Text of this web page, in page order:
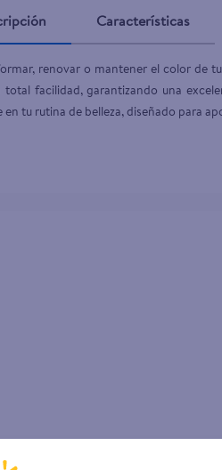
Características
renovar o mantener el color de
facilidad, garantizando una
tu rutina de belleza, diseñado para